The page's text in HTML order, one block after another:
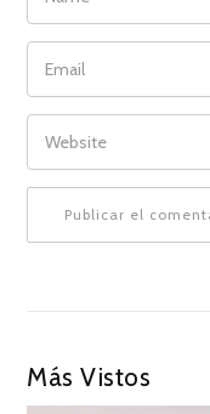
EMAIL
WEBSITE
Más Vistos